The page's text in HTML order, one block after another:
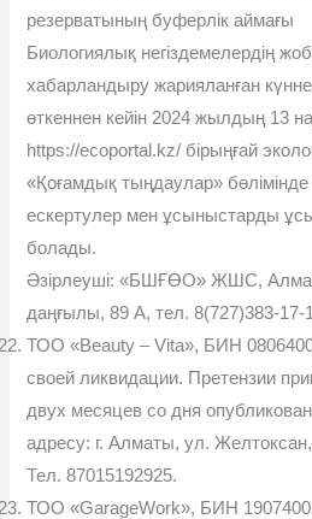
резерватының буферлік аймағы
Биологиялық негіздемелердің
хабарландыру жарияланған
өткеннен кейін 2024 жылдың 13
https://ecoportal.kz/ бірыңғай
«Қоғамдық тыңдаулар»
ескертулер мен ұсыныстарды
болады.
Әзірлеуші: «БШҒӨО» ЖШС,
даңғылы, 89 А, тел. 8(727)383-17-
ТОО «Beauty – Vita», БИН
своей ликвидации. Претензии
двух месяцев со дня
адресу: г. Алматы, ул.
Тел. 87015192925.
ТОО «GarageWork», БИН